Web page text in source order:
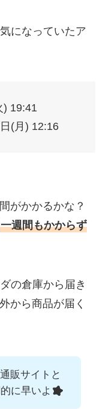
になっていたア
) 19:41
(月) 12:16
がかかるかな？
一週間もかからず
の倉庫から届き
から商品が届く
販サイトと
に早いよ